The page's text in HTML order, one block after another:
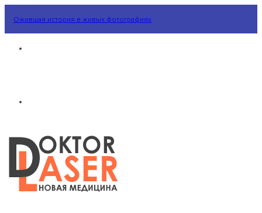
Ожившая история в живых фотографиях